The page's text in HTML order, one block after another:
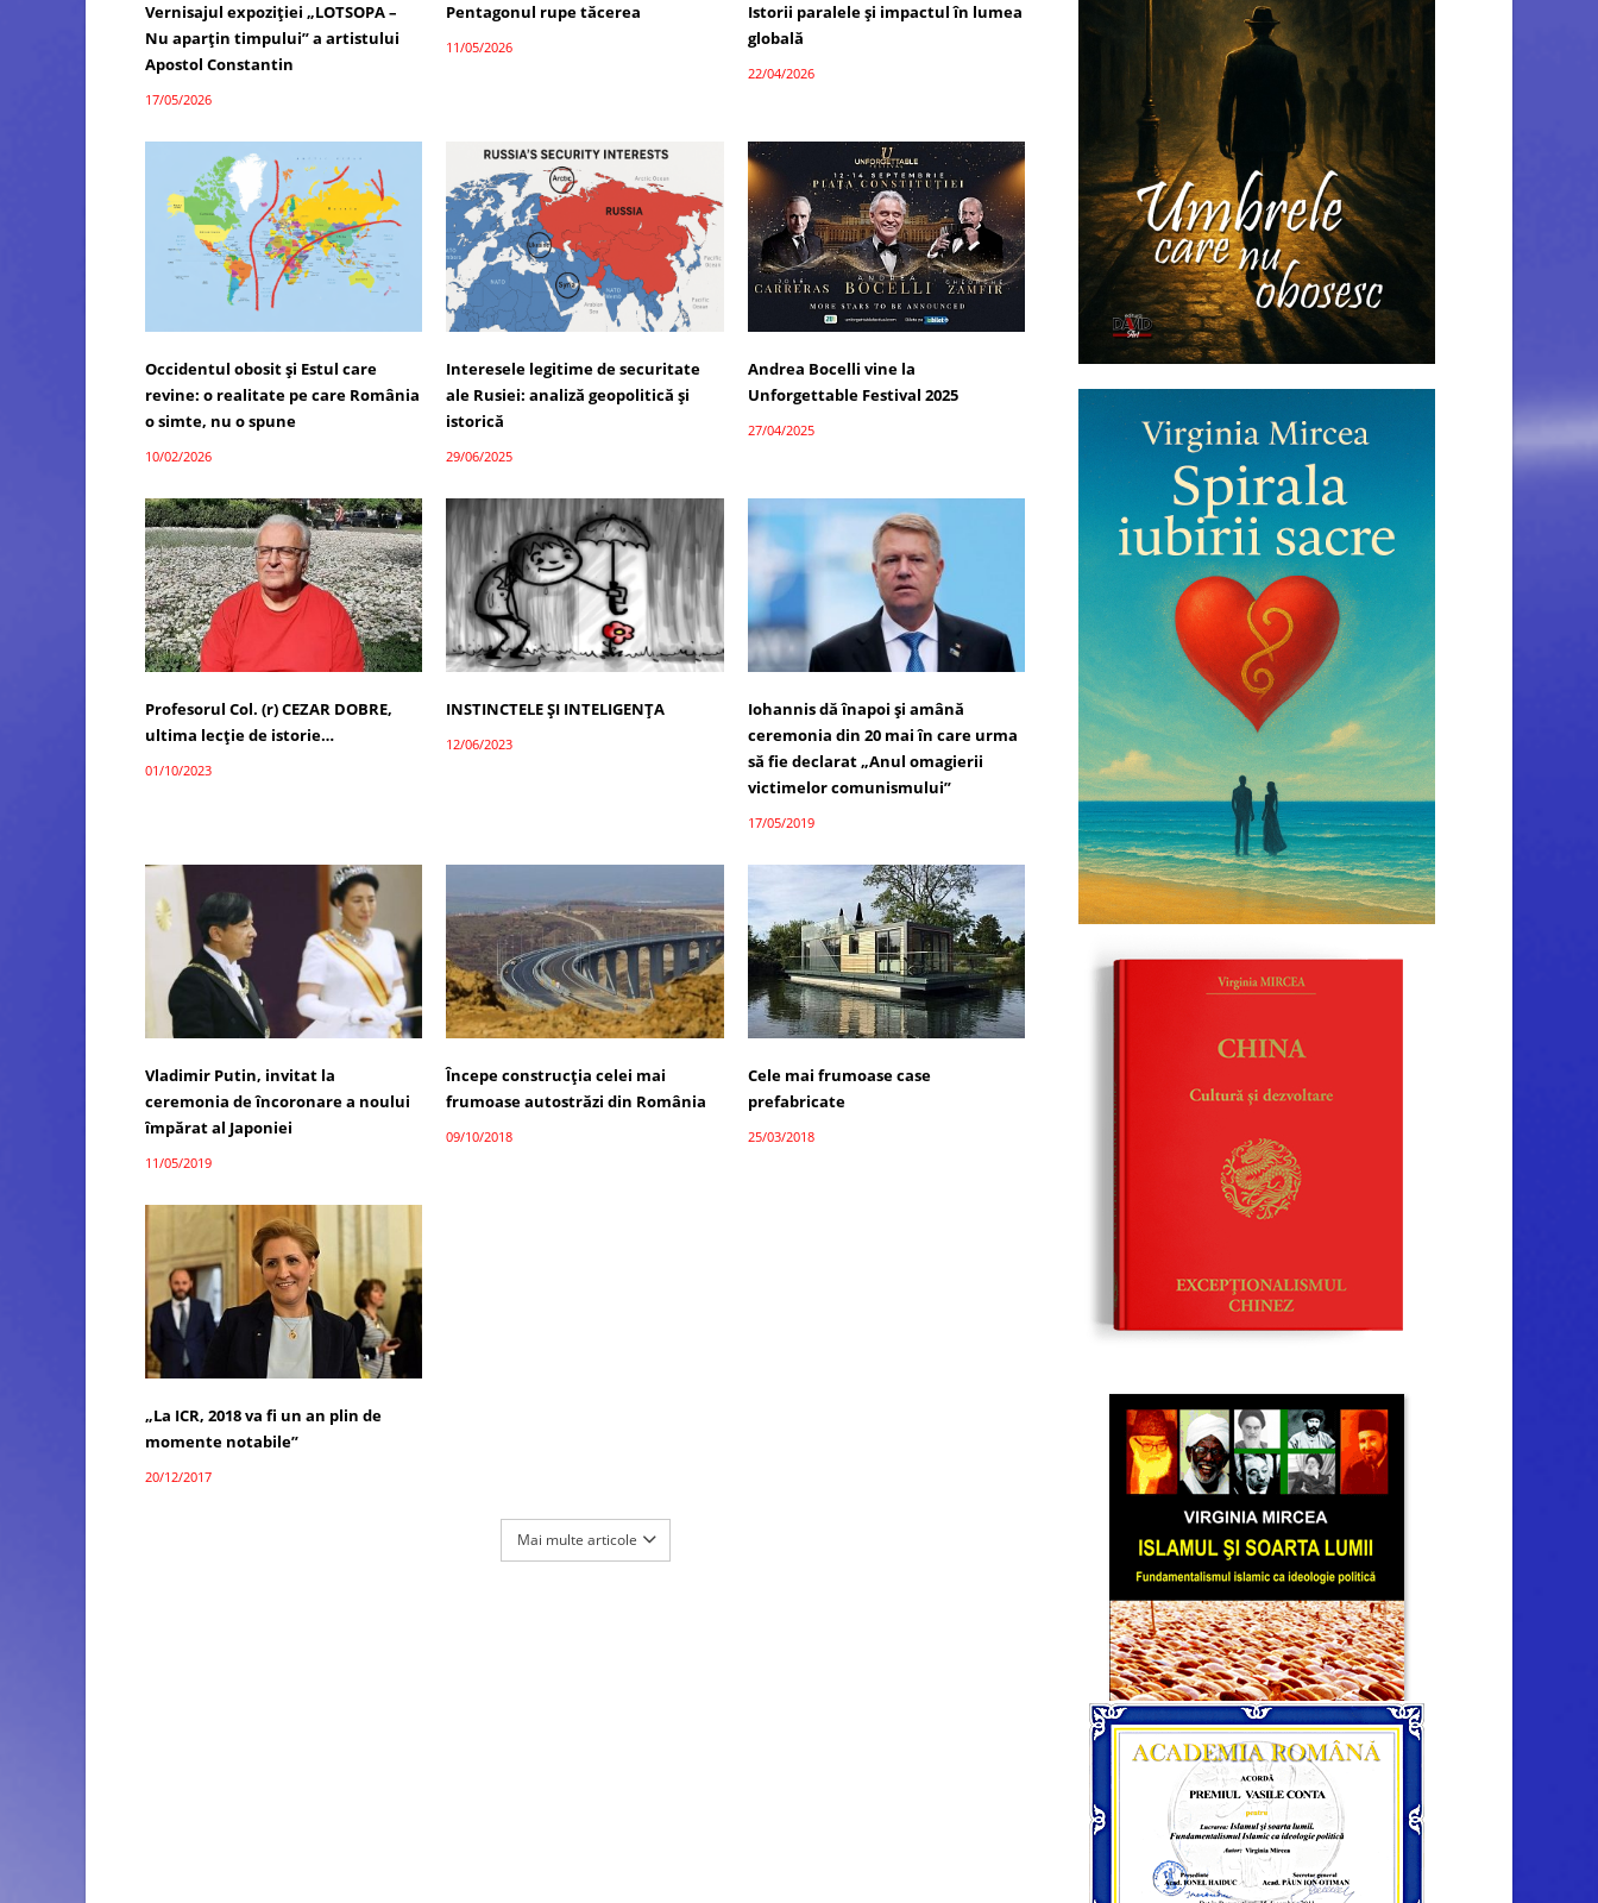
Vernisajul expoziției „LOTSOPA –
Nu aparțin timpului” a artistului
Apostol Constantin
17/05/2026
Pentagonul rupe tăcerea
11/05/2026
Istorii paralele și impactul în lumea
globală
22/04/2026
Occidentul obosit și Estul care
revine: o realitate pe care România
o simte, nu o spune
10/02/2026
Interesele legitime de securitate
ale Rusiei: analiză geopolitică și
istorică
29/06/2025
Andrea Bocelli vine la
Unforgettable Festival 2025
27/04/2025
Profesorul Col. (r) CEZAR DOBRE,
ultima lecţie de istorie…
01/10/2023
INSTINCTELE ȘI INTELIGENȚA
12/06/2023
Iohannis dă înapoi şi amână
ceremonia din 20 mai în care urma
să fie declarat „Anul omagierii
victimelor comunismului”
17/05/2019
Vladimir Putin, invitat la
ceremonia de încoronare a noului
împărat al Japoniei
11/05/2019
Începe construcţia celei mai
frumoase autostrăzi din România
09/10/2018
Cele mai frumoase case
prefabricate
25/03/2018
„La ICR, 2018 va fi un an plin de
momente notabile”
20/12/2017
Mai multe articole